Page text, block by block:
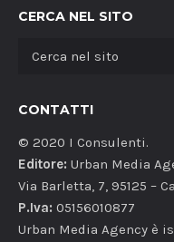
CERCA NEL SITO
CONTATTI
© 2020 I Consulenti.
Editore: Urban Media
Via Barletta, 7, 95125 –
P.Iva: 05156010877
Urban Media Agency è